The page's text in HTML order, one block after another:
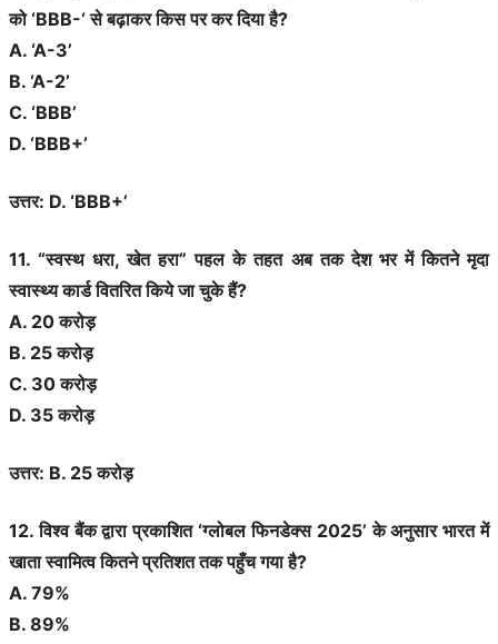
को ‘BBB-‘ से बढ़ाकर किस पर कर दिया है?
A. ‘A-3’
B. ‘A-2’
C. ‘BBB’
D. ‘BBB+’
उत्तर: D. ‘BBB+’
11. “स्वस्थ धरा, खेत हरा” पहल के तहत अब तक देश भर में कितने मृदा
स्वास्थ्य कार्ड वितरित किये जा चुके हैं?
A. 20 करोड़
B. 25 करोड़
C. 30 करोड़
D. 35 करोड़
उत्तर: B. 25 करोड़
12. विश्व बैंक द्वारा प्रकाशित ‘ग्लोबल फिनडेक्स 2025’ के अनुसार भारत में
खाता स्वामित्व कितने प्रतिशत तक पहुँच गया है?
A. 79%
B. 89%